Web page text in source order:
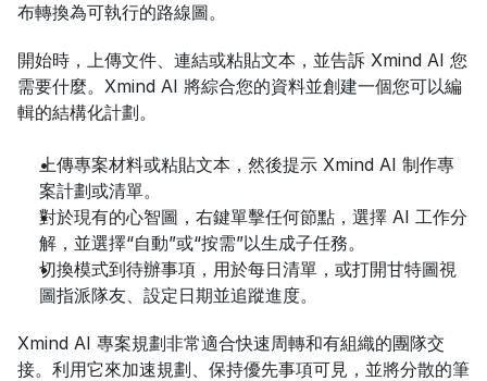
布轉換為可執行的路線圖。
開始時，上傳文件、連結或粘貼文本，並告訴 Xmind AI 您
需要什麼。Xmind AI 將綜合您的資料並創建一個您可以編
輯的結構化計劃。
上傳專案材料或粘貼文本，然後提示 Xmind AI 制作專
案計劃或清單。
對於現有的心智圖，右鍵單擊任何節點，選擇 AI 工作分
解，並選擇“自動”或“按需”以生成子任務。
切換模式到待辦事項，用於每日清單，或打開甘特圖視
圖指派隊友、設定日期並追蹤進度。
Xmind AI 專案規劃非常適合快速周轉和有組織的團隊交
接。利用它來加速規劃、保持優先事項可見，並將分散的筆